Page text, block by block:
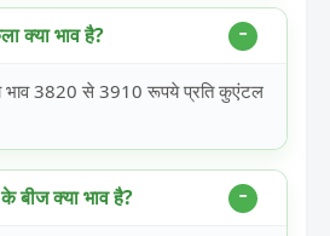
क्या भाव है?
भाव 3820 से 3910 रूपये प्रति कुएंटल
बीज क्या भाव है?